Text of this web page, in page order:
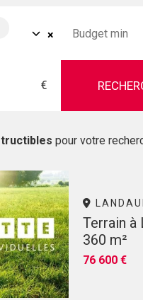
×
€
pour votre
Terrain à
360 m²
76 600 €